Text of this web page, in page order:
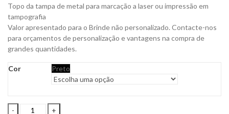
Topo da tampa de metal para marcação a laser ou impressão em
tampografia
Valor apresentado para o Brinde não personalizado. Contacte-nos
para orçamentos de personalização e vantagens na compra de
grandes quantidades.
Cor Preto
Rolha